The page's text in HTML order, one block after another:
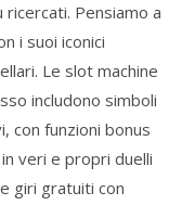
Pensiamo a
i suoi iconici
Le slot machine
includono simboli
con funzioni bonus
veri e propri duelli
giri gratuiti con